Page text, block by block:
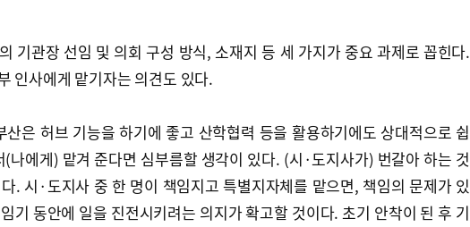
기관장 선임 및 의회 구성 방식, 소재지 등 세 가지가 중요 과제로 꼽힌다.
인사에게 맡기자는 의견도 있다.
은 허브 기능을 하기에 좋고 산학협력 등을 활용하기에도 상대적으로 쉽
(나에게) 맡겨 준다면 심부름할 생각이 있다. (시·도지사가) 번갈아 하는 것
. 시·도지사 중 한 명이 책임지고 특별지자체를 맡으면, 책임의 문제가 있
기 동안에 일을 진전시키려는 의지가 확고할 것이다. 초기 안착이 된 후 기